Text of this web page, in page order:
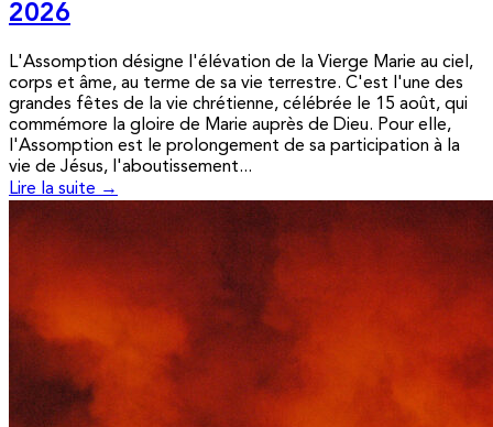
2026
L'Assomption désigne l'élévation de la Vierge Marie au ciel,
corps et âme, au terme de sa vie terrestre. C'est l'une des
grandes fêtes de la vie chrétienne, célébrée le 15 août, qui
commémore la gloire de Marie auprès de Dieu. Pour elle,
l'Assomption est le prolongement de sa participation à la
vie de Jésus, l'aboutissement...
Lire la suite →